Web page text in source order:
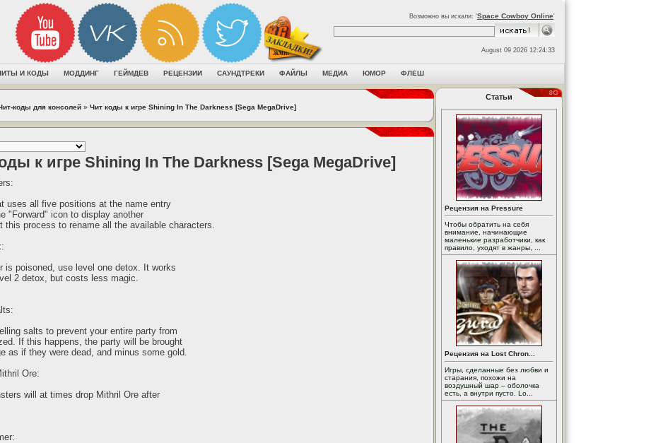
Возможно вы искали: 'Space Cowboy Online'
August 09 2026 12:24:33
И КОДЫ МОДДИНГ ГЕЙМДЕВ РЕЦЕНЗИИ САУНДТРЕКИ ФАЙЛЫ МЕДИА ЮМОР ФЛЕШ
коды для консолей » Чит коды к игре Shining In The Darkness [Sega MegaDrive]
к игре Shining In The Darkness [Sega MegaDrive]
uses all five positions at the name entry
"Forward" icon to display another
this process to rename all the available characters.
is poisoned, use level one detox. It works
2 detox, but costs less magic.
salts to prevent your entire party from
If this happens, the party will be brought
as if they were dead, and minus some gold.
Ore:
will at times drop Mithril Ore after
Статьи
Рецензия на Pressure
Чтобы обратить на себя
внимание, начинающие
маленькие разработчики, как
правило, уходят в жанры, ...
Рецензия на Lost Chron...
Игры, сделанные без любви и
старания, похожи на
воздушный шар – оболочка
есть, а внутри пусто. Lo...